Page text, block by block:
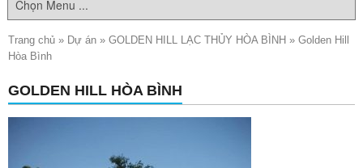
Trang chủ » Dự án » GOLDEN HILL LẠC THỦY HÒA BÌNH » Golden Hill
Hòa Bình
GOLDEN HILL HÒA BÌNH